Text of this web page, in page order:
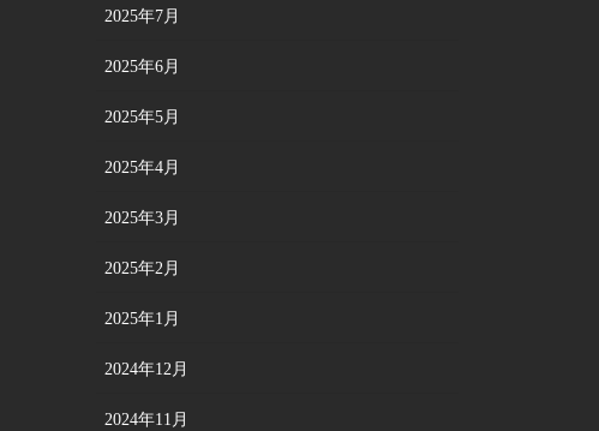
2025年7月
2025年6月
2025年5月
2025年4月
2025年3月
2025年2月
2025年1月
2024年12月
2024年11月